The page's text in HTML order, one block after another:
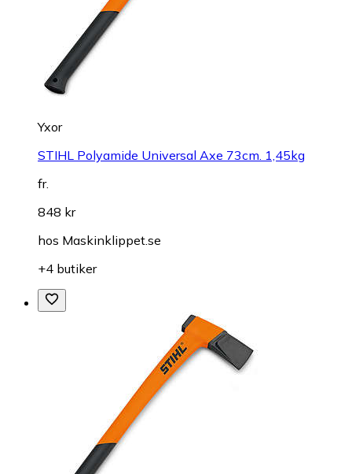
Yxor
STIHL Polyamide Universal Axe 73cm. 1,45kg
fr.
848 kr
hos Maskinklippet.se
+4 butiker